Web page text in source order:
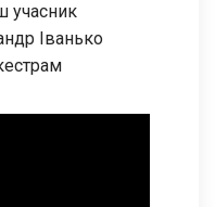
учасник
Іванько